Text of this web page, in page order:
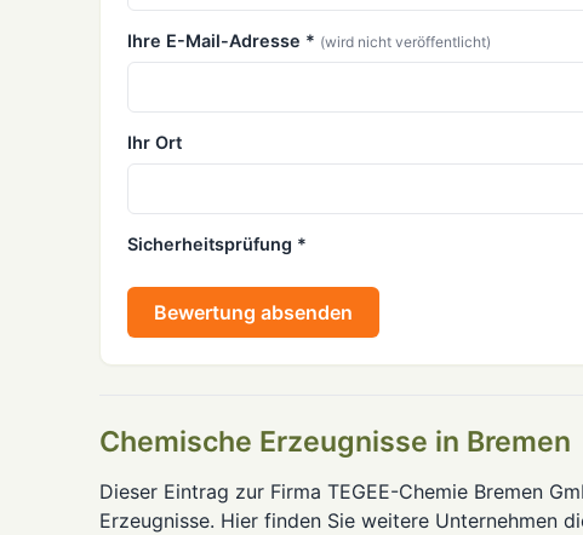
Ihre E-Mail-Adresse * (wird nicht veröffentlicht)
Ihr Ort
Sicherheitsprüfung *
Bewertung absenden
Chemische Erzeugnisse in Bremen
Dieser Eintrag zur Firma TEGEE-Chemie Bremen
Erzeugnisse. Hier finden Sie weitere Unternehmen